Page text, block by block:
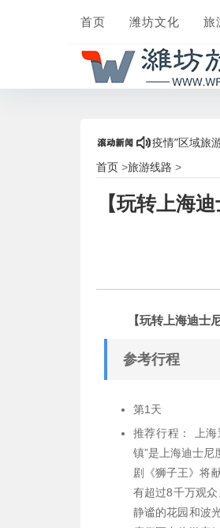
首页 潍坊文化 旅
”人气爆棚，打造“后疫情”区域旅游最强卖点
首页 >旅游线路 >
【玩转上海
【玩转上海迪
参考行程
第1天
推荐行程： 上
镇”是上海迪士
剧《狮子王》将
有超过8千万观
静谧的花园和波